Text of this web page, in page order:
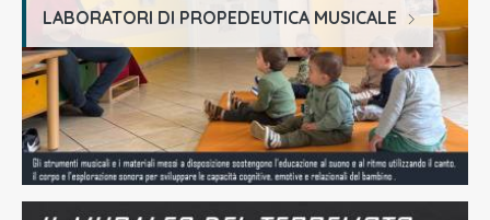
LABORATORI DI PROPEDEUTICA MUSICALE